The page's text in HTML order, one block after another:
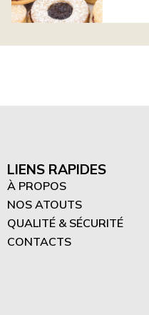
LIENS RAPIDES
À PROPOS
NOS ATOUTS
QUALITÉ & SÉCURITÉ
CONTACTS